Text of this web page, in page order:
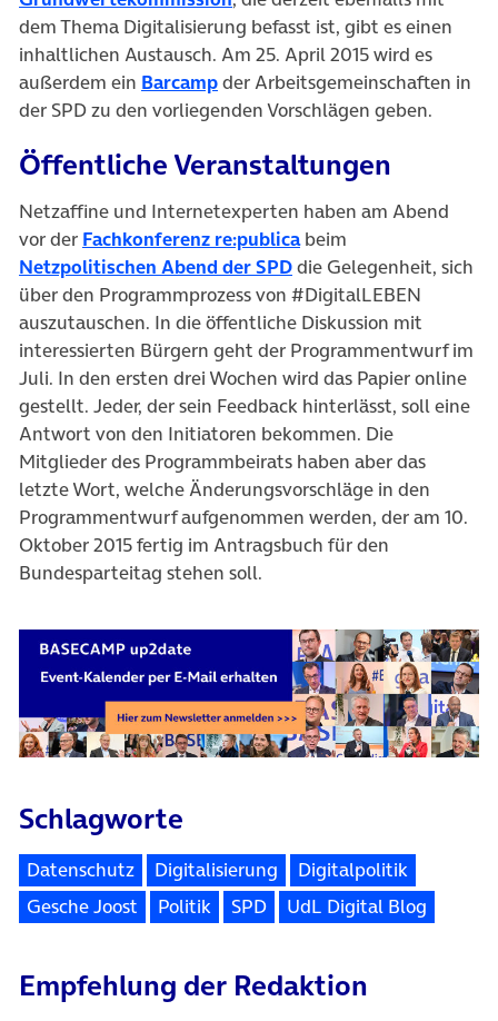
dem Thema Digitalisierung befasst ist, gibt es einen
inhaltlichen Austausch. Am 25. April 2015 wird es
außerdem ein Barcamp(öffnet in neuem Tab)
der Arbeitsgemeinschaften in
der SPD zu den vorliegenden Vorschlägen geben.
Öffentliche Veranstaltungen
Netzaffine und Internetexperten haben am Abend
vor der Fachkonferenz re:publica(öffnet in neuem Tab)
beim
Netzpolitischen Abend der SPD(öffnet in neuem Tab)
die Gelegenheit, sich
über den Programmprozess von #DigitalLEBEN
auszutauschen. In die öffentliche Diskussion mit
interessierten Bürgern geht der Programmentwurf im
Juli. In den ersten drei Wochen wird das Papier online
gestellt. Jeder, der sein Feedback hinterlässt, soll eine
Antwort von den Initiatoren bekommen. Die
Mitglieder des Programmbeirats haben aber das
letzte Wort, welche Änderungsvorschläge in den
Programmentwurf aufgenommen werden, der am 10.
Oktober 2015 fertig im Antragsbuch für den
Bundesparteitag stehen soll.
Schlagworte
Datenschutz Digitalisierung
Digitalpolitik
Gesche Joost
Politik SPD UdL Digital Blog
Empfehlung der Redaktion